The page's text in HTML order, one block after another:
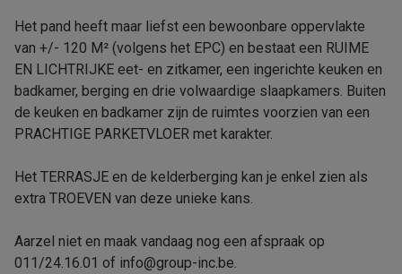
Het pand heeft maar liefst een bewoonbare oppervlakte
van +/- 120 M² (volgens het EPC) en bestaat een RUIME
EN LICHTRIJKE eet- en zitkamer, een ingerichte keuken en
badkamer, berging en drie volwaardige slaapkamers. Buiten
de keuken en badkamer zijn de ruimtes voorzien van een
PRACHTIGE PARKETVLOER met karakter.
Het TERRASJE en de kelderberging kan je enkel zien als
extra TROEVEN van deze unieke kans.
Aarzel niet en maak vandaag nog een afspraak op
011/24.16.01 of info@group-inc.be.